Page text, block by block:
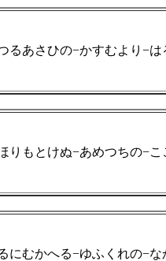
るあさひの−かすむより−
りもとけぬ−あめつちの−
にむかへる−ゆふくれの−